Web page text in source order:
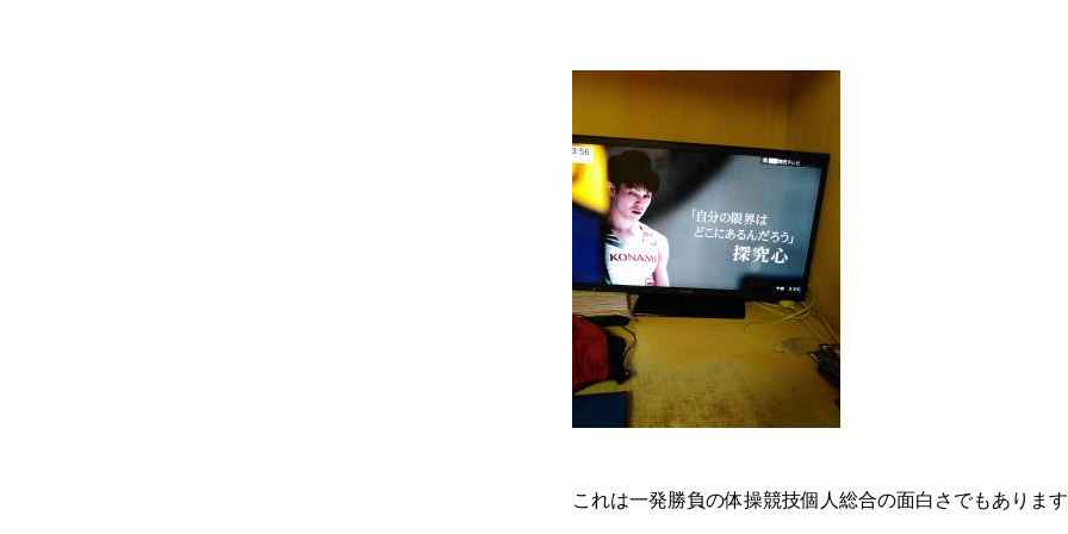
これは一発勝負の体操競技個人総合の面白さでもありま